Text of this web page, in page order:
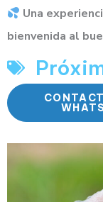
Una
bienvenida al